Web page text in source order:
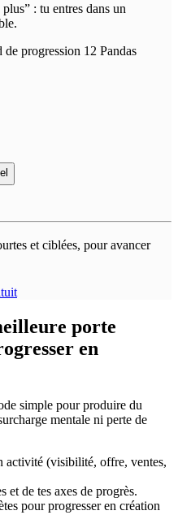
: tu entres dans un
et ciblées, pour avancer
porte
en
simple pour produire du
mentale ni perte de
activité (visibilité, offre, ventes,
et de tes axes de progrès.
pour progresser en création